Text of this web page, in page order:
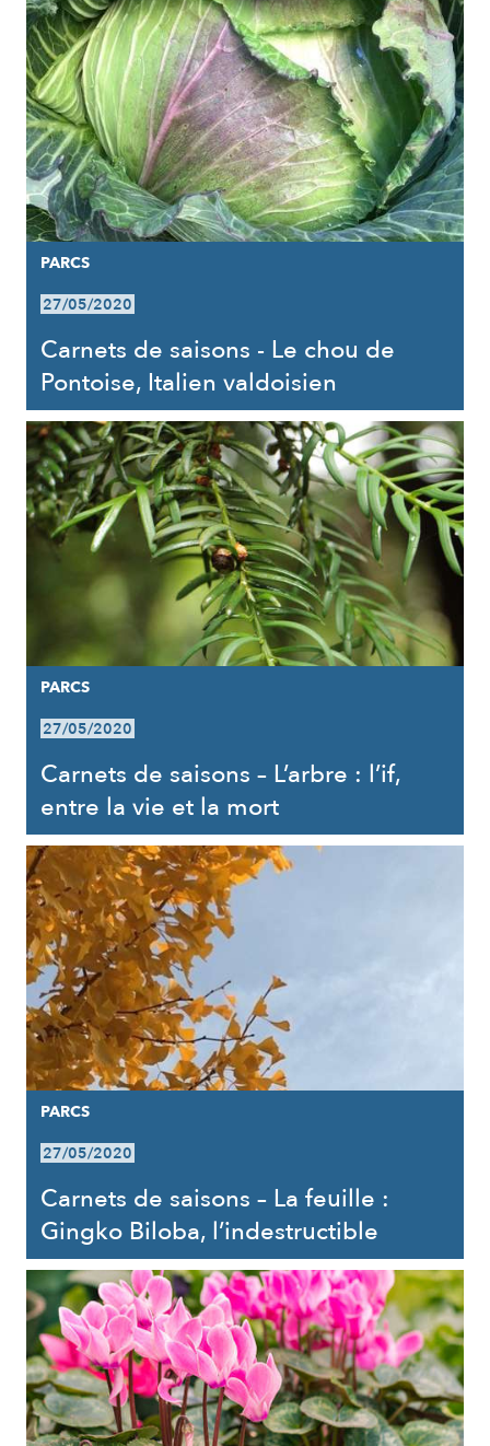
PARCS
27/05/2020
Carnets de saisons - Le chou de
Pontoise, Italien valdoisien
PARCS
27/05/2020
Carnets de saisons – L’arbre : l’if,
entre la vie et la mort
PARCS
27/05/2020
Carnets de saisons – La feuille :
Gingko Biloba, l’indestructible